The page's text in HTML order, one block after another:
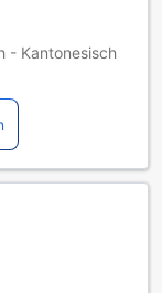
- Kantonesisch